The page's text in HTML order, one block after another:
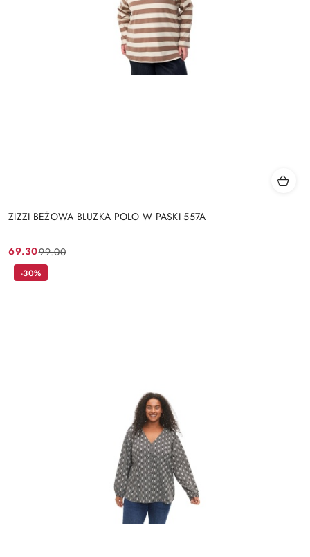
ZIZZI BEŻOWA BLUZKA POLO W PASKI 557A
Cena
promocyjna:
69.30
Cena
przed
99.00
-30%